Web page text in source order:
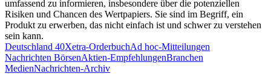
umfassend zu informieren, insbesondere über die potenziellen
Risiken und Chancen des Wertpapiers. Sie sind im Begriff, ein
Produkt zu erwerben, das nicht einfach ist und schwer zu verstehen
sein kann.
Deutschland 40Xetra-OrderbuchAd hoc-Mitteilungen
Nachrichten BörsenAktien-EmpfehlungenBranchen
MedienNachrichten-Archiv